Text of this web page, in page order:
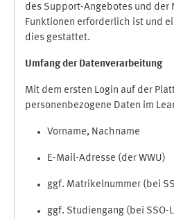
des Support-Angebotes und der
Funktionen erforderlich ist und
dies gestattet.
Umfang der Datenverarbeitung
Mit dem ersten Login auf der
personenbezogene Daten im
Vorname, Nachname
E-Mail-Adresse (der WWU)
ggf. Matrikelnummer (bei
ggf. Studiengang (bei SSO-